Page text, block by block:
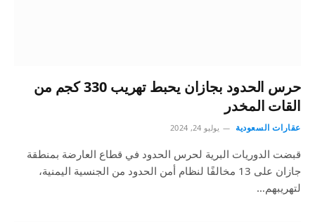
حرس الحدود بجازان يحبط تهريب 330 كجم من
القات المخدر
عقارات السعودية يوليو 24, 2024
قبضت الدوريات البرية لحرس الحدود في قطاع العارضة بمنطقة
جازان على 13 مخالفًا لنظام أمن الحدود من الجنسية اليمنية،
لتهريبهم…